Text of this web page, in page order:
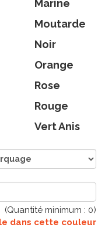
Marine
Moutarde
Noir
Orange
Rose
Rouge
Vert Anis
(Quantité minimum : 0)
dans cette couleur